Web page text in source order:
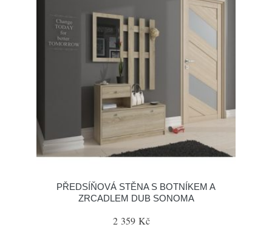
PŘEDSÍŇOVÁ STĚNA S BOTNÍKEM A
ZRCADLEM DUB SONOMA
2 359 Kč